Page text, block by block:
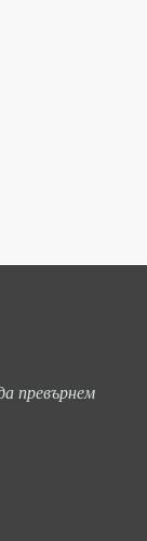
превърнем